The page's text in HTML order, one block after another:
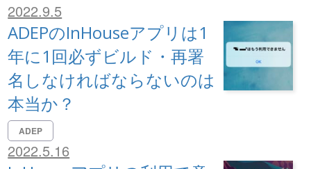
2022.9.5
ADEPのInHouseアプリは1
年に1回必ずビルド・再署
名しなければならないのは
本当か？
ADEP
2022.5.16